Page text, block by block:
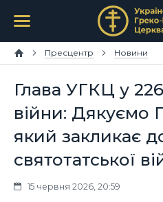
Пресцентр Новини
Глава УГКЦ у
війни: Дякуємо
який закликає
святотатської
15 червня 2026, 20:59